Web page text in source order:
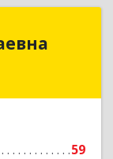
59
д. 242,